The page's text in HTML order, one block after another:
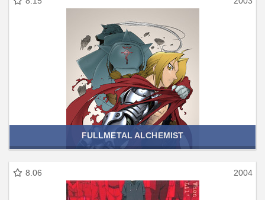
FULLMETAL ALCHEMIST
8.06 2004